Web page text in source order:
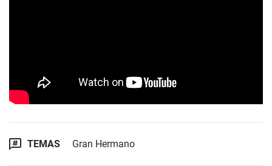
TEMAS Gran Hermano